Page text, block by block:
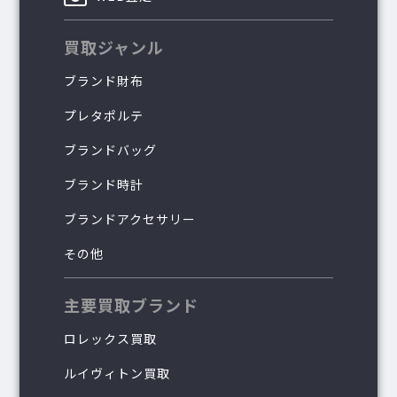
買取ジャンル
ブランド財布
プレタポルテ
ブランドバッグ
ブランド時計
ブランドアクセサリー
その他
主要買取ブランド
ロレックス買取
ルイヴィトン買取